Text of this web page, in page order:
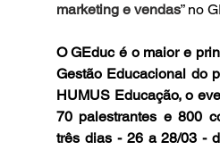
marketing e vendas” no
O GEduc é o maior e
Gestão Educacional do
HUMUS Educação, o
70 palestrantes e 800
três dias - 26 a 28/03 -